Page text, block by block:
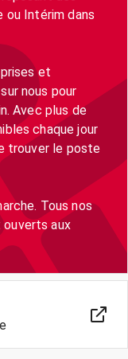
ou Intérim dans
et
nous pour
Avec plus de
chaque jour
trouver le poste
Tous nos
aux